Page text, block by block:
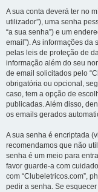
A sua conta deverá ter no
utilizador”), uma senha
“a sua senha”) e um
email”). As informações da
pelas leis de proteção de
informação além do seu
de email solicitados pelo
obrigatória ou opcional,
caso, tem a opção de
publicadas. Além disso,
os emails gerados
A sua senha é encriptada
recomendamos que não
senha é um meio para
favor guarde-a com
com “Clubeletricos.com”,
pedir a senha. Se